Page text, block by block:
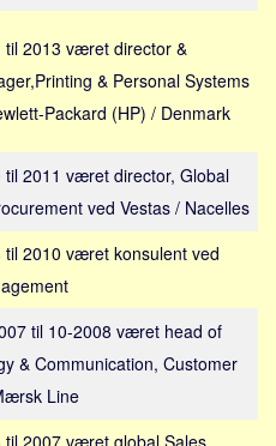
til 2013 været director &
& Personal Systems
Packard (HP) / Denmark
2011 været director, Global
ved Vestas / Nacelles
2010 været konsulent ved
til 10-2008 været head of
& Communication, Customer
Line
til 2007 været global Sales